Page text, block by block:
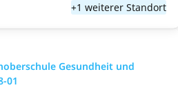
+1 weiterer Standort
Gesundheit und
01